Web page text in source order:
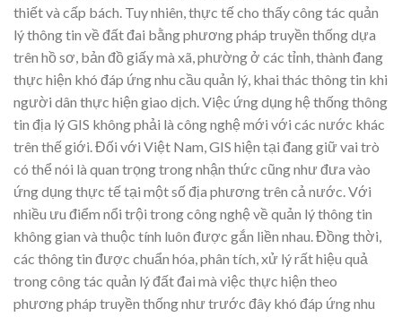
thiết và cấp bách. Tuy nhiên, thực tế cho thấy công tác quản
lý thông tin về đất đai bằng phương pháp truyền thống dựa
trên hồ sơ, bản đồ giấy mà xã, phường ở các tỉnh, thành đang
thực hiện khó đáp ứng nhu cầu quản lý, khai thác thông tin khi
người dân thực hiện giao dịch. Việc ứng dụng hệ thống thông
tin địa lý GIS không phải là công nghệ mới với các nước khác
trên thế giới. Đối với Việt Nam, GIS hiện tại đang giữ vai trò
có thể nói là quan trọng trong nhận thức cũng như đưa vào
ứng dụng thực tế tại một số địa phương trên cả nước. Với
nhiều ưu điểm nổi trội trong công nghệ về quản lý thông tin
không gian và thuộc tính luôn được gắn liền nhau. Đồng thời,
các thông tin được chuẩn hóa, phân tích, xử lý rất hiệu quả
trong công tác quản lý đất đai mà việc thực hiện theo
phương pháp truyền thống như trước đây khó đáp ứng nhu